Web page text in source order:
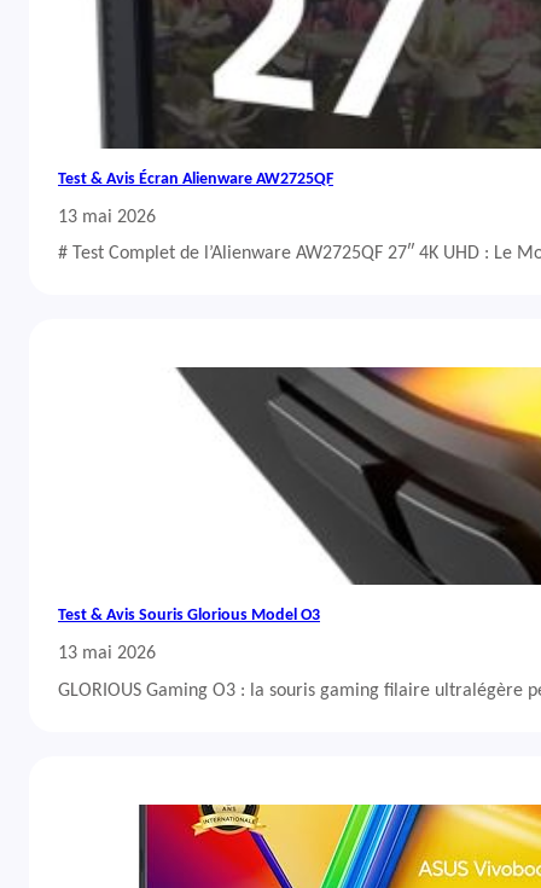
Test & Avis Écran Alienware AW2725QF
13 mai 2026
# Test Complet de l’Alienware AW2725QF 27″ 4K UHD : Le
Test & Avis Souris Glorious Model O3
13 mai 2026
GLORIOUS Gaming O3 : la souris gaming filaire ultralégère